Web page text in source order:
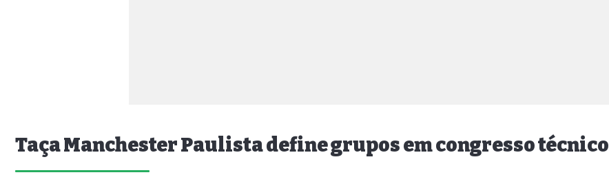
Taça Manchester Paulista define grupos em congresso técnico